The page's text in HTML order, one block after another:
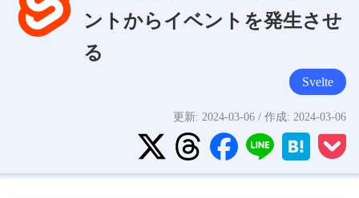
ントからイベントを発生させ
る
Svelte
更新: 2024-03-06 / 作成: 2024-03-06